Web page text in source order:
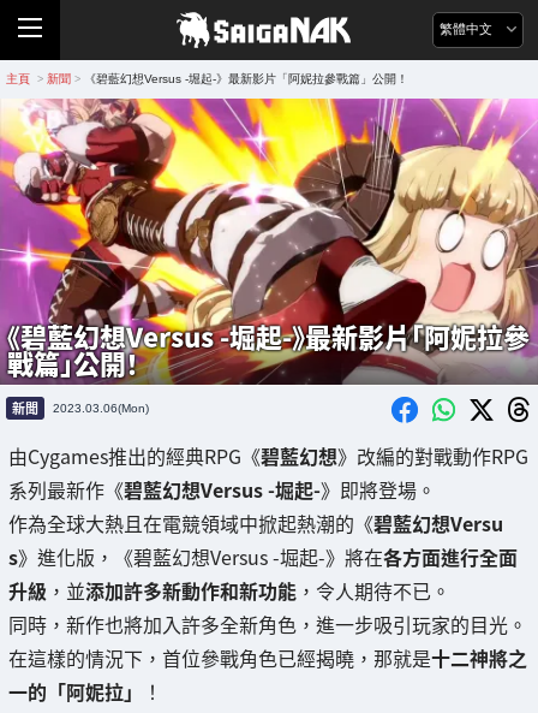
繁體中文
主頁 > 新聞 > 《碧藍幻想Versus -堀起-》最新影片「阿妮拉參戰篇」公開！
《碧藍幻想Versus -堀起-》最新影片「阿妮拉參
戰篇」公開！
新聞 2023.03.06(Mon)
由Cygames推出的經典RPG《碧藍幻想》改編的對戰動作RPG
系列最新作《碧藍幻想Versus -堀起-》即將登場。
作為全球大熱且在電競領域中掀起熱潮的《碧藍幻想Versu
s》進化版，《碧藍幻想Versus -堀起-》將在各方面進行全面
升級 ，並添加許多新動作和新功能 ，令人期待不已。
同時，新作也將加入許多全新角色，進一步吸引玩家的目光。
在這樣的情況下，首位參戰角色已經揭曉，那就是十二神將之
一的「阿妮拉」
！